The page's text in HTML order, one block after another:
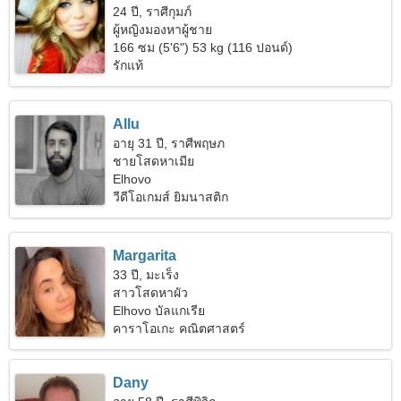
24 ปี, ราศีกุมภ์
ผู้หญิงมองหาผู้ชาย
166 ซม (5'6") 53 kg (116 ปอนด์)
รักแท้
Allu
อายุ 31 ปี, ราศีพฤษภ
ชายโสดหาเมีย
Elhovo
วีดีโอเกมส์ ยิมนาสติก
Margarita
33 ปี, มะเร็ง
สาวโสดหาผัว
Elhovo บัลแกเรีย
คาราโอเกะ คณิตศาสตร์
Dany